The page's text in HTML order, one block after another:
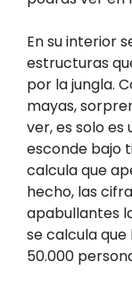
En su interior
estructuras
por la jungla.
mayas,
ver, es solo
esconde bajo
calcula que
hecho, las
apabullantes
se calcula
50.000